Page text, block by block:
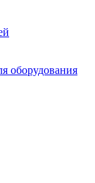
оборудования